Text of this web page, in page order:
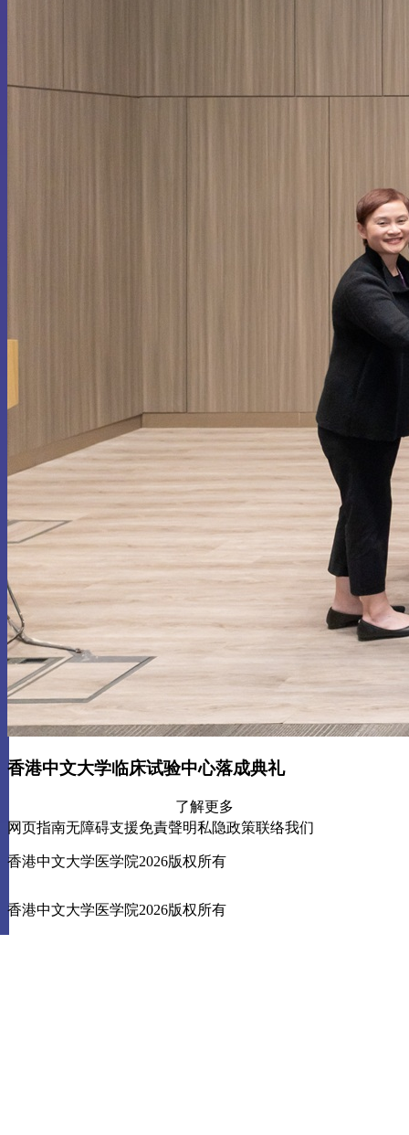
香港中文大学临床试验中心落成典礼
了解更多
网页指南无障碍支援免責聲明私隐政策联络我们
香港中文大学医学院2026版权所有
香港中文大学医学院2026版权所有